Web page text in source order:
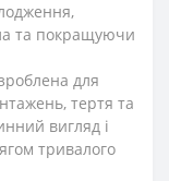
та покращуючи
для
тертя та
вигляд і
тривалого